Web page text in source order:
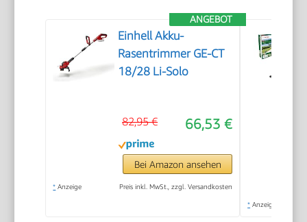
ANGEBOT
Einhell Akku-
Rasentrimmer GE-CT
18/28 Li-Solo
66,53 €
82,95 €
Bei Amazon ansehen
* Anzeige Preis inkl. MwSt., zzgl. Versandkosten
* Anzeige